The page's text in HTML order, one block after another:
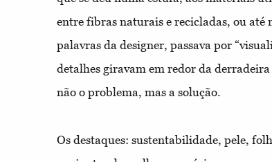
entre fibras naturais e recicladas, ou até
palavras da designer, passava por
detalhes giravam em redor da
não o problema, mas a solução.
Os destaques: sustentabilidade, pele,